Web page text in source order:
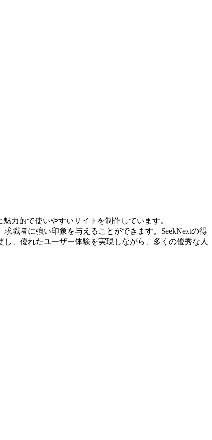
力的で使いやすいサイトを制作しています。
職者に強い印象を与えることができます。SeekNextの得
、優れたユーザー体験を実現しながら、多くの優秀な人